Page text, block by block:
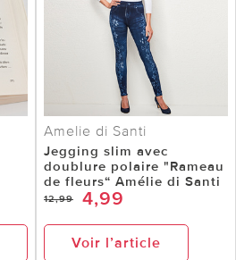
Amelie di Santi
Jegging slim avec
doublure polaire "Rameau
de fleurs“ Amélie di Santi
12,99 4,99
Voir l’article